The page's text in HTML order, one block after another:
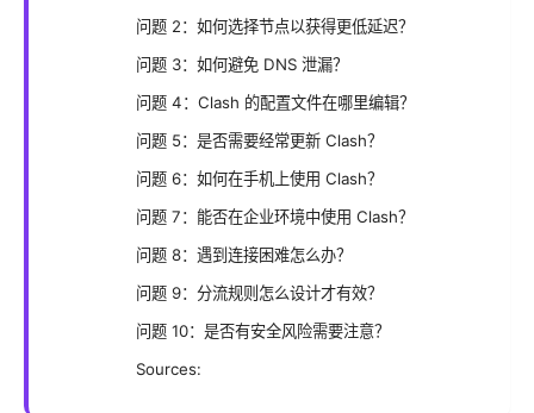
问题 2：如何选择节点以获得更低延迟？
问题 3：如何避免 DNS 泄漏？
问题 4：Clash 的配置文件在哪里编辑？
问题 5：是否需要经常更新 Clash？
问题 6：如何在手机上使用 Clash？
问题 7：能否在企业环境中使用 Clash？
问题 8：遇到连接困难怎么办？
问题 9：分流规则怎么设计才有效？
问题 10：是否有安全风险需要注意？
Sources: